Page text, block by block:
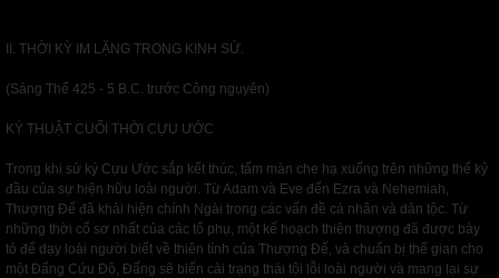
II. THỜI KỲ IM LẶNG TRONG KINH SỬ.
(Sáng Thế 425 - 5 B.C. trước Công nguyên)
KÝ THUẬT CUỐI THỜI CỰU ƯỚC
Trong khi sử ký Cựu Ước sắp kết thúc, tấm màn che hạ xuống trên những thế kỷ
đầu của sự hiện hữu loài người. Từ Adam và Eve đến Ezra và Nehemiah,
Thượng Đế đã khải hiện chính Ngài trong các vấn đề cá nhân và dân tộc. Từ
những thời cổ sơ nhất của các tổ phụ, một kế hoạch thiên thượng đã được bày
tỏ để dạy loài người biết về thiên tính của Thượng Đế, và chuẩn bị thế gian cho
một Đấng Cứu Độ, Đấng sẽ biến cải trạng thái tội lỗi loài người và mang lại sự